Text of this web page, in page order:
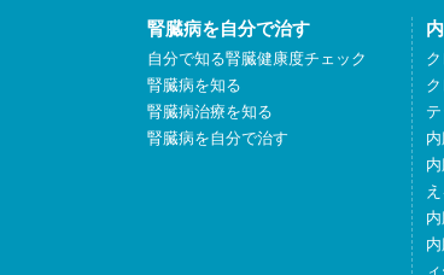
腎臓病を自分で治す
自分で知る腎臓健康度チェック
腎臓病を知る
腎臓病治療を知る
腎臓病を自分で治す